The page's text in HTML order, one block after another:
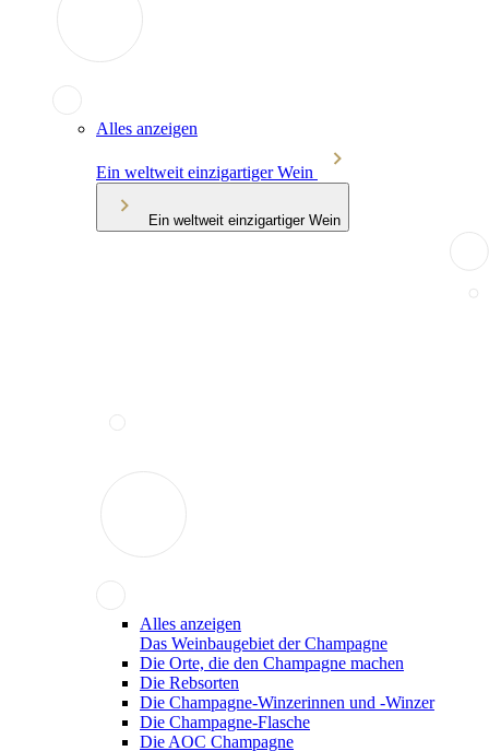
Alles anzeigen
Ein weltweit einzigartiger Wein
Ein weltweit einzigartiger Wein
Alles anzeigen
Das Weinbaugebiet der Champagne
Die Orte, die den Champagne machen
Die Rebsorten
Die Champagne-Winzerinnen und -Winzer
Die Champagne-Flasche
Die AOC Champagne